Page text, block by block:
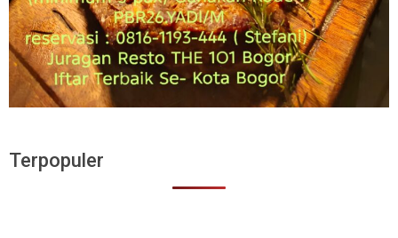
Terpopuler